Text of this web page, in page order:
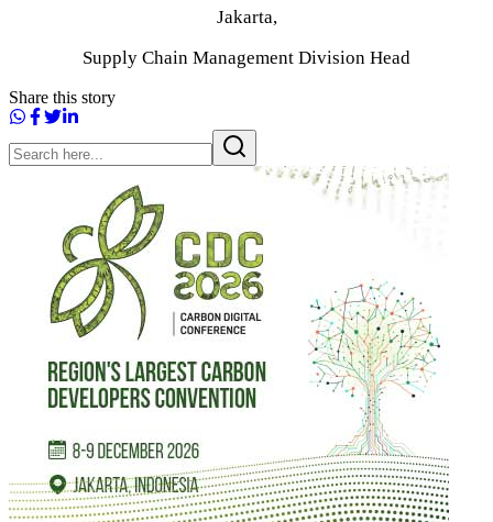
Jakarta,
Supply Chain Management Division Head
Share this story